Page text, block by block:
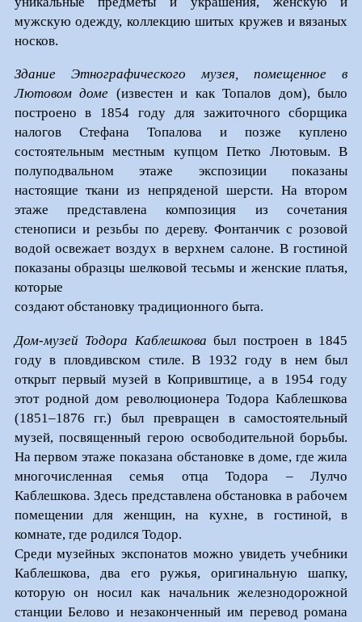
мужскую одежду, коллекцию шитых кружев и вязаных
носков.
Здание Этнографического музея, помещенное в
Лютовом доме (известен и как Топалов дом), было
построено в 1854 году для зажиточного сборщика
налогов Стефана Топалова и позже куплено
состоятельным местным купцом Петко Лютовым. В
полуподвальном этаже экспозиции показаны
настоящие ткани из непряденой шерсти. На втором
этаже представлена композиция из сочетания
стенописи и резьбы по дереву. Фонтанчик с розовой
водой освежает воздух в верхнем салоне. В гостиной
показаны образцы шелковой тесьмы и женские платья,
которые
создают обстановку традиционного быта.
Дом-музей Тодора Каблешкова был построен в 1845
году в пловдивском стиле. В 1932 году в нем был
открыт первый музей в Копривштице, а в 1954 году
этот родной дом революционера Тодора Каблешкова
(1851–1876 гг.) был превращен в самостоятельный
музей, посвященный герою освободительной борьбы.
На первом этаже показана обстановке в доме, где жила
многочисленная семья отца Тодора – Лулчо
Каблешкова. Здесь представлена обстановка в рабочем
помещении для женщин, на кухне, в гостиной, в
комнате, где родился Тодор.
Среди музейных экспонатов можно увидеть учебники
Каблешкова, два его ружья, оригинальную шапку,
которую он носил как начальник железнодорожной
станции Белово и незаконченный им перевод романа